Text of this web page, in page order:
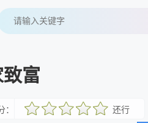
富
行 推荐力荐 还行